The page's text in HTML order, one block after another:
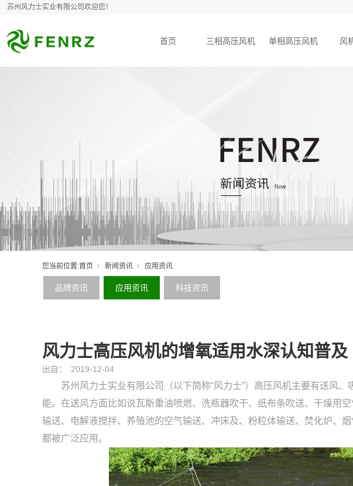
苏州风力士实业有限公司欢迎您！
首页 三相高压风机 单相高压风机 风
您当前位置:首页 新闻资讯 应用资讯
品牌资讯 应用资讯 科技资讯
风力士高压风机的增氧适用水深认知普及
出自： 2019-12-04
苏州风力士实业有限公司（以下简称“风力士”）高压风机主要有送风
能。在送风方面比如说瓦斯重油喷燃、洗瓶器吹干、纸布条吹送、干燥用
输送、电解液搅拌、养殖池的空气输送、冲床及、粉粒体输送、焚化炉、
都被广泛应用。